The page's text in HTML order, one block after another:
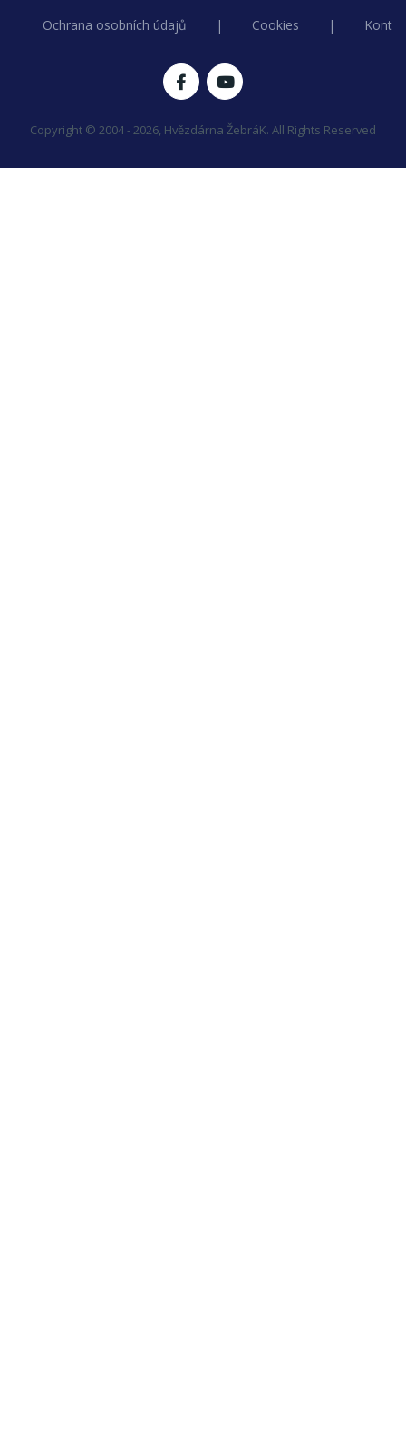
Ochrana osobních údajů | Cookies |
Copyright © 2004 - 2026, Hvězdárna ŽebráK. All Rights Reserved